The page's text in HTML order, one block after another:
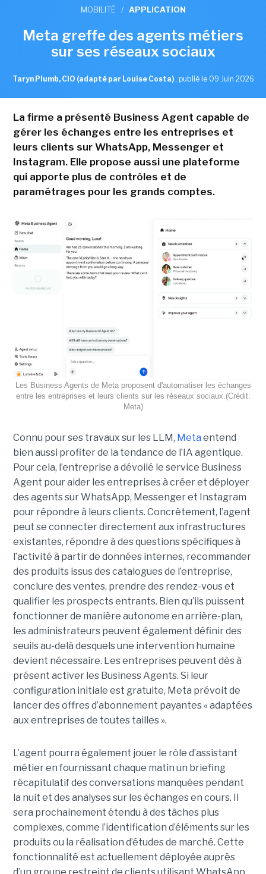
MOBILITÉ / APPLICATION
Meta greffe des agents métiers
sur ses réseaux sociaux
Taryn Plumb, CIO (adapté par Louise Costa) , publié le 09 Juin 2026
La firme a présenté Business Agent capable de
gérer les échanges entre les entreprises et
leurs clients sur WhatsApp, Messenger et
Instagram. Elle propose aussi une plateforme
qui apporte plus de contrôles et de
paramétrages pour les grands comptes.
Les Business Agents de Meta proposent d'automatiser les échanges
entre les entreprises et leurs clients sur les réseaux sociaux.(Crédit:
Meta)
Connu pour ses travaux sur les LLM, Meta entend
bien aussi profiter de la tendance de l’IA agentique.
Pour cela, l’entreprise a dévoilé le service Business
Agent pour aider les entreprises à créer et déployer
des agents sur WhatsApp, Messenger et Instagram
pour répondre à leurs clients. Concrètement, l’agent
peut se connecter directement aux infrastructures
existantes, répondre à des questions spécifiques à
l’activité à partir de données internes, recommander
des produits issus des catalogues de l’entreprise,
conclure des ventes, prendre des rendez-vous et
qualifier les prospects entrants. Bien qu’ils puissent
fonctionner de manière autonome en arrière-plan,
les administrateurs peuvent également définir des
seuils au-delà desquels une intervention humaine
devient nécessaire. Les entreprises peuvent dès à
présent activer les Business Agents. Si leur
configuration initiale est gratuite, Meta prévoit de
lancer des offres d’abonnement payantes « adaptées
aux entreprises de toutes tailles ».
L’agent pourra également jouer le rôle d’assistant
métier en fournissant chaque matin un briefing
récapitulatif des conversations manquées pendant
la nuit et des analyses sur les échanges en cours. Il
sera prochainement étendu à des tâches plus
complexes, comme l’identification d’éléments sur les
produits ou la réalisation d’études de marché. Cette
fonctionnalité est actuellement déployée auprès